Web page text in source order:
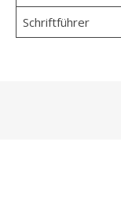
Schriftführer